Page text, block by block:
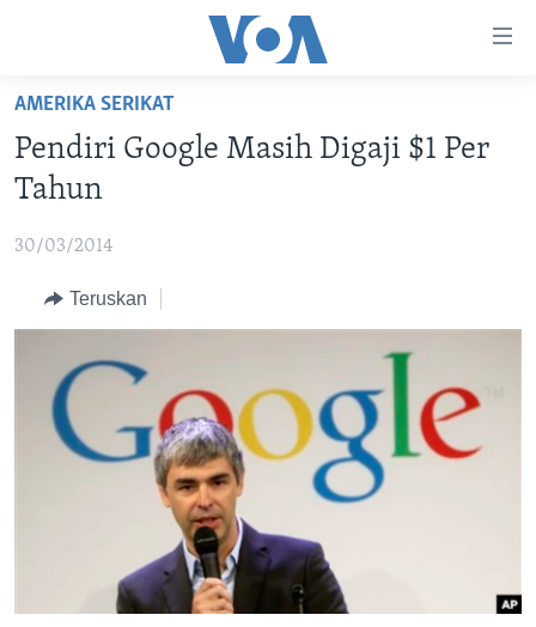
Akses
Lanjut
ke
Konten
Lanjut
Pencarian
BERANDA
DUNIA
POLYGRAPH
DAFTAR PROGRAM
Learning English
IKUTI KAMI
AMERIKA SERIKAT
Pendiri Google Masih Digaji $1 Per
Tahun
30/03/2014
Teruskan